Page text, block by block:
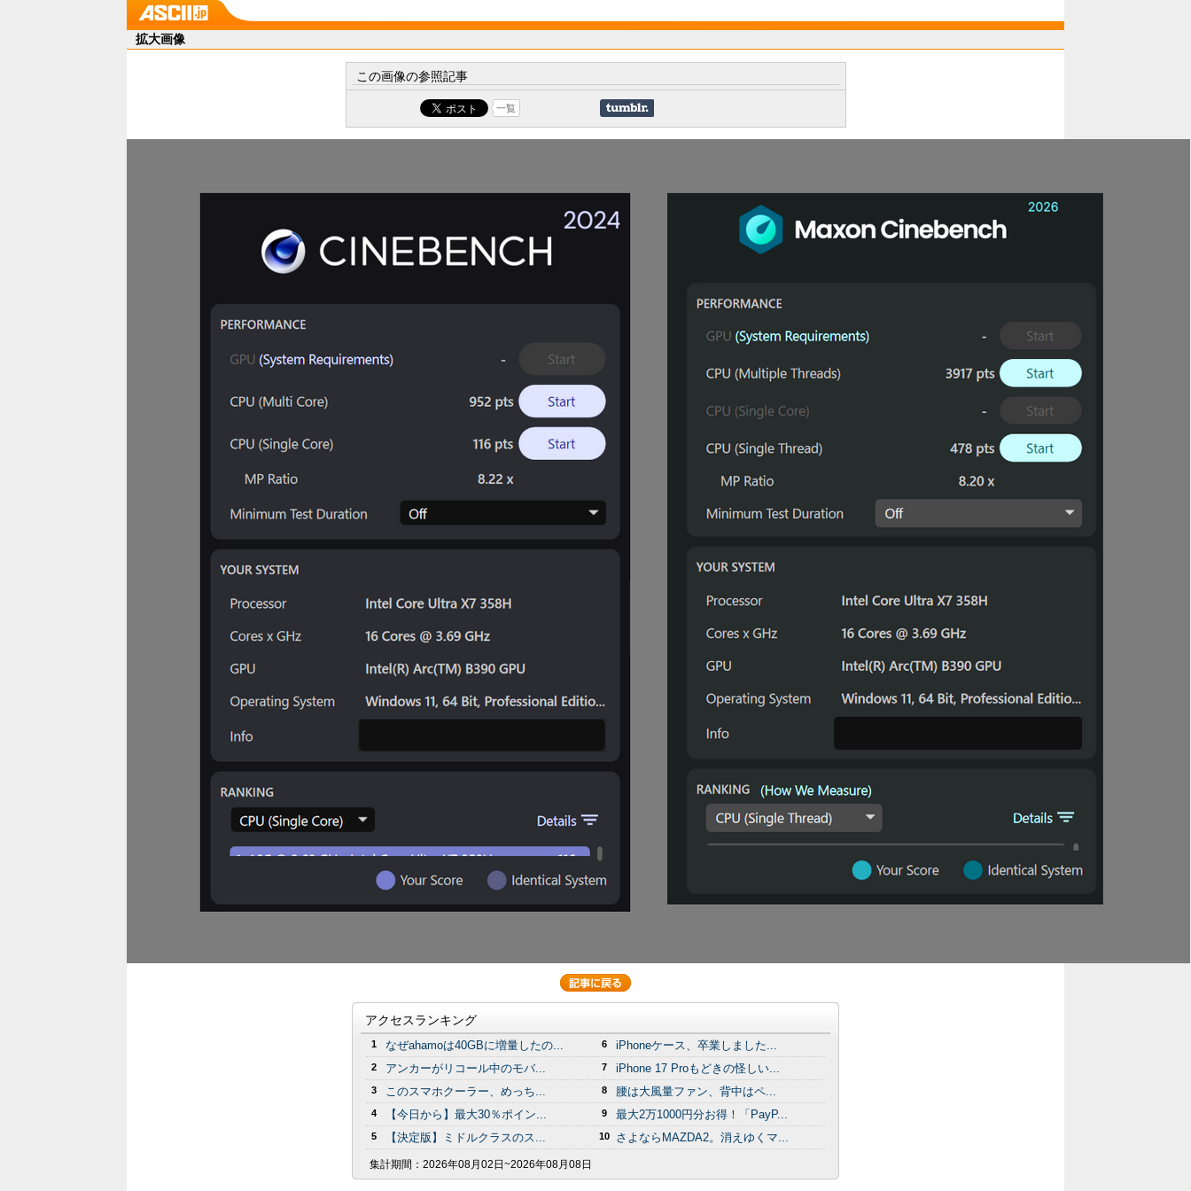
拡大画像
この画像の参照記事
一覧
アクセスランキング
1 なぜahamoは40GBに増量したの...
2 アンカーがリコール中のモバ...
3 このスマホクーラー、めっち...
4 【今日から】最大30％ポイン...
5 【決定版】ミドルクラスのス...
6 iPhoneケース、卒業しました...
7 iPhone 17 Proもどきの怪しい...
8 腰は大風量ファン、背中はペ...
9 最大2万1000円分お得！「PayP...
10 さよならMAZDA2。消えゆくマ...
集計期間： 2026年08月02日~2026年08月08日